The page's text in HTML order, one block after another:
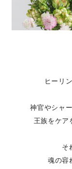
ヒーリ
神官やシャ
王族をケア
そ
魂の容